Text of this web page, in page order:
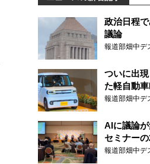
政治日程
議論
報道部畑中デ
ついに出
た軽自動
報道部畑中デ
AIに議論
セミナー
報道部畑中デ